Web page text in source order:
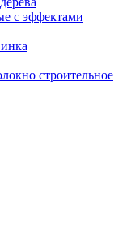
с эффектами
строительное